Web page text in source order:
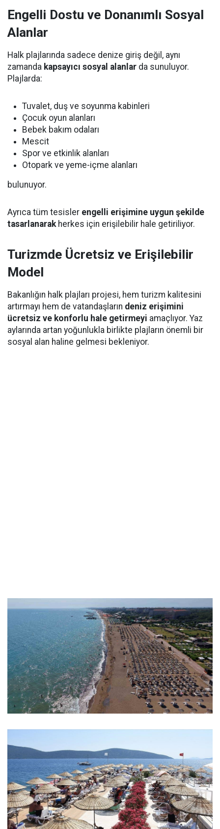
Engelli Dostu ve Donanımlı Sosyal
Alanlar
Halk plajlarında sadece denize giriş değil, aynı
zamanda kapsayıcı sosyal alanlar da sunuluyor.
Plajlarda:
Tuvalet, duş ve soyunma kabinleri
Çocuk oyun alanları
Bebek bakım odaları
Mescit
Spor ve etkinlik alanları
Otopark ve yeme-içme alanları
bulunuyor.
Ayrıca tüm tesisler engelli erişimine uygun şekilde
tasarlanarakherkes için erişilebilir hale getiriliyor.
Turizmde Ücretsiz ve Erişilebilir
Model
Bakanlığın halk plajları projesi, hem turizm kalitesini
artırmayı hem de vatandaşların deniz erişimini
ücretsiz ve konforlu hale getirmeyi amaçlıyor. Yaz
aylarında artan yoğunlukla birlikte plajların önemli bir
sosyal alan haline gelmesi bekleniyor.